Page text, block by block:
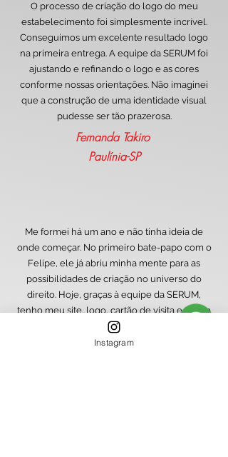
O processo de criação do logo do meu
estabelecimento foi simplesmente incrível.
Conseguimos um excelente resultado logo
na primeira entrega. A equipe da SERUM foi
ajustando e refinando o logo e as cores
conforme nossas orientações. Não imaginei
que a construção de uma identidade visual
pudesse ser tão prazerosa.
Fernanda Takiro
Paulínia-SP
Me formei há um ano e não tinha ideia de
onde começar. No primeiro bate-papo com o
Felipe, ele já abriu minha mente para as
possibilidades de criação no universo do
direito. Hoje, graças à equipe da SERUM,
tenho meu site, logo, cartão de visita e toda a
papelaria pronta. Sempre recebo elogios pelo
profissionalismo com que apresento meus
Instagram